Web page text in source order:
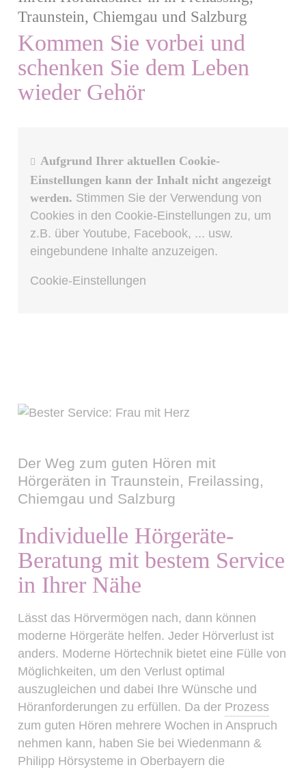
Traunstein, Chiemgau und Salzburg
Kommen Sie vorbei und
schenken Sie dem Leben
wieder Gehör
Aufgrund Ihrer aktuellen Cookie-
Einstellungen kann der Inhalt nicht angezeigt
werden. Stimmen Sie der Verwendung von
Cookies in den Cookie-Einstellungen zu, um
z.B. über Youtube, Facebook, ... usw.
eingebundene Inhalte anzuzeigen.
Cookie-Einstellungen
Der Weg zum guten Hören mit
Hörgeräten in Traunstein, Freilassing,
Chiemgau und Salzburg
Individuelle Hörgeräte-
Beratung mit bestem Service
in Ihrer Nähe
Lässt das Hörvermögen nach, dann können
moderne Hörgeräte helfen. Jeder Hörverlust ist
anders. Moderne Hörtechnik bietet eine Fülle von
Möglichkeiten, um den Verlust optimal
auszugleichen und dabei Ihre Wünsche und
Höranforderungen zu erfüllen. Da der Prozess
zum guten Hören mehrere Wochen in Anspruch
nehmen kann, haben Sie bei Wiedenmann &
Philipp Hörsysteme in Oberbayern die